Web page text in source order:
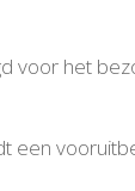
voor het
een